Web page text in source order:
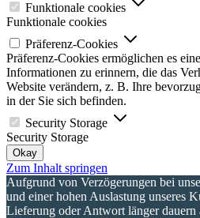
Funktionale cookies
Funktionale cookies
Präferenz-Cookies
Präferenz-Cookies ermöglichen es
Informationen zu erinnern, die das
Website verändern, z. B. Ihre
in der Sie sich befinden.
Security Storage
Security Storage
Okay
Zum Inhalt springen
Aufgrund von Verzögerungen bei
und einer hohen Auslastung unseres
Lieferung oder Antwort länger dauern